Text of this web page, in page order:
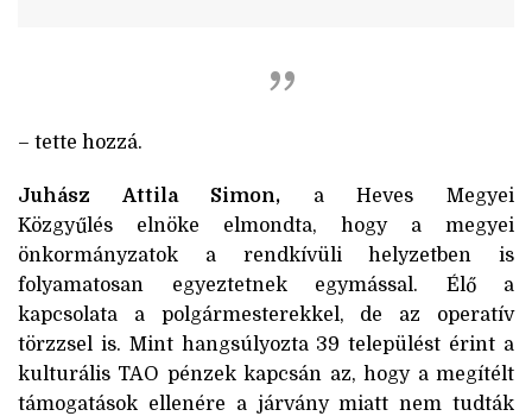
– tette hozzá.
Juhász Attila Simon, a Heves Megyei
Közgyűlés elnöke elmondta, hogy a megyei
önkormányzatok a rendkívüli helyzetben is
folyamatosan egyeztetnek egymással. Élő a
kapcsolata a polgármesterekkel, de az operatív
törzzsel is. Mint hangsúlyozta 39 települést érint a
kulturális TAO pénzek kapcsán az, hogy a megítélt
támogatások ellenére a járvány miatt nem tudták